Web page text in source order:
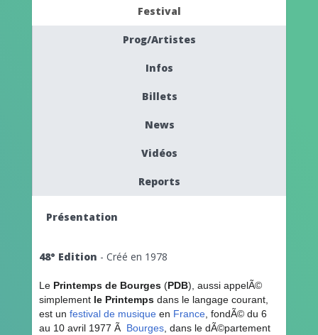
Festival
Prog/Artistes
Infos
Billets
News
Vidéos
Reports
Présentation
48° Edition - Créé en 1978
Le Printemps de Bourges (PDB), aussi appelÃ©
simplement le Printemps dans le langage courant,
est un festival de musique en France , fondÃ© du 6
au 10 avril 1977 Ã Bourges , dans le dÃ©partement